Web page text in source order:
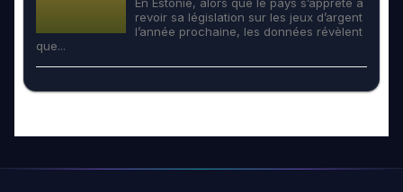
revoir sa législation sur les jeux d’argent
l’année prochaine, les données révèlent
que...